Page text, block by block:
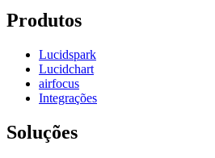
Produtos
Lucidspark
Lucidchart
airfocus
Integrações
Soluções